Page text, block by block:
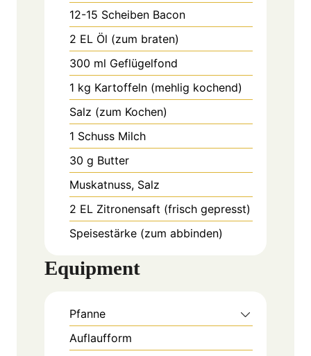
12-15 Scheiben Bacon
2 EL Öl (zum braten)
300 ml Geflügelfond
1 kg Kartoffeln (mehlig kochend)
Salz (zum Kochen)
1 Schuss Milch
30 g Butter
Muskatnuss, Salz
2 EL Zitronensaft (frisch gepresst)
Speisestärke (zum abbinden)
Equipment
Pfanne
Auflaufform